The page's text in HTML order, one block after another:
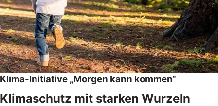
Klima-Initiative „Morgen kann kommen“
Klimaschutz mit starken Wurzeln